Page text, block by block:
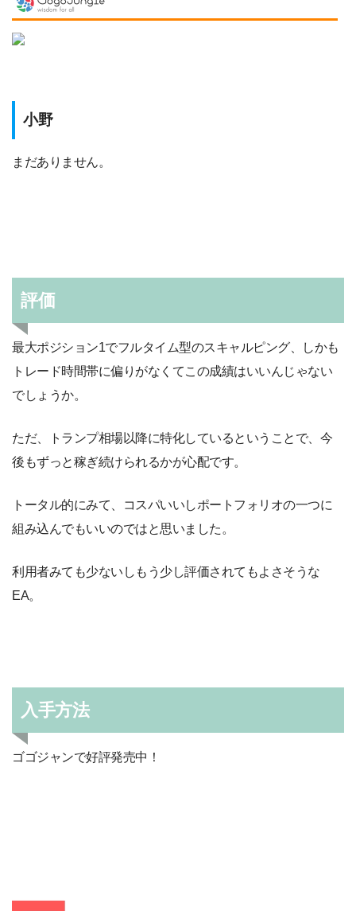
小野
まだありません。
評価
最大ポジション1でフルタイム型のスキャルピング、しかも
トレード時間帯に偏りがなくてこの成績はいいんじゃない
でしょうか。
ただ、トランプ相場以降に特化しているということで、今
後もずっと稼ぎ続けられるかが心配です。
トータル的にみて、コスパいいしポートフォリオの一つに
組み込んでもいいのではと思いました。
利用者みても少ないしもう少し評価されてもよさそうな
EA。
入手方法
ゴゴジャンで好評発売中！